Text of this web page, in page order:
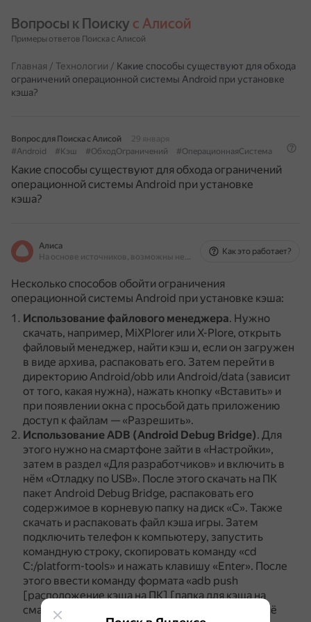
Вопросы к Поиску с Алисой
Примеры ответов Поиска с Алисой
Главная / Технологии / Какие способы существуют для обхода
ограничений операционной системы Android при установке
кэша?
Вопрос для Поиска с Алисой
29 января
#Android
#Кэш #ОбходОграничений #ОперационнаяСистема
Какие способы существуют для обхода ограничений
операционной системы Android при установке
кэша?
Алиса
На основе источников, возможны неточности
Как это работает?
Несколько способов обойти ограничения
операционной системы Android при установке кэша:
Использование файлового менеджера. Нужно
скачать, например, MiXPlorer или X-Plore, открыть
файловый менеджер, найти кэш и, если он загружен
в виде архива, распаковать его. Затем перейти в
директорию Android/obb или Android/data (зависит
от того, какая нужна), нажать кнопку «Вставить» и
при появлении окна с просьбой дать приложению
доступ к файлам — «Разрешить».
Использование ADB (Android Debug Bridge). Для
этого нужно на смартфоне зайти в «Настройки»,
затем в раздел «Для разработчиков» и включить в
нём «Отладку по USB». После этого скачать на ПК
пакет Android Debug Bridge, распаковать его
содержимое в корневую папку на диск «C». Также
скачать и распаковать файл кэша игры. Затем
подключить телефон к компьютеру, запустить
командную строку, скопировать команду «cd
C:/platform-tools» и нажать клавишу «Enter». После
этого ввести команду формата «adb push
[расположение кэша на ПК] [папка для кэша на
смартфоне]» и нажать клавишу «Enter».
Если всё